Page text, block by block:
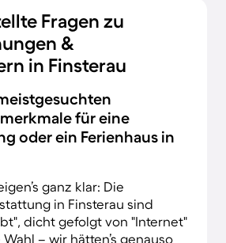
Fragen zu
&
in Finsterau
für eine
oder ein Ferienhaus in
ganz klar: Die
in Finsterau sind
dicht gefolgt von "Internet"
– wir hätten’s genauso